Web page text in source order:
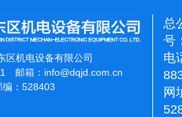
机电设备有限公司
邮箱： info@dqjd.com.cn
：528403
总
号
电
网